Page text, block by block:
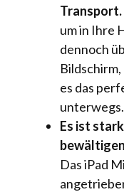
Transport.
um in Ihre
dennoch
es das
unterwegs.
Es ist
Das iPad